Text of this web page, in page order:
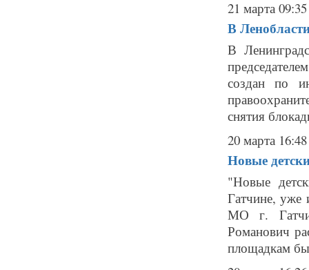
21 марта 09:35
В
В
создан по
снятия
20 марта 16:48
Новые
"Новые
Гатчине,
МО г.
Романович
площадкам